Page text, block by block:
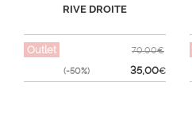
RIVE DROITE
Outlet
(-50%)
70,00€
35,00€